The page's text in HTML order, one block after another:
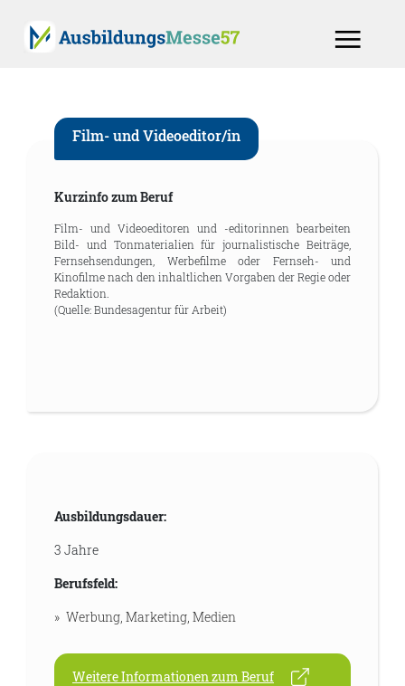
Film- und Videoeditor/in
Kurzinfo zum Beruf
Film- und Videoeditoren und -editorinnen bearbeiten
Bild- und Tonmaterialien für journalistische Beiträge,
Fernsehsendungen, Werbefilme oder Fernseh- und
Kinofilme nach den inhaltlichen Vorgaben der Regie oder
Redaktion.
(Quelle: Bundesagentur für Arbeit)
Ausbildungsdauer:
3 Jahre
Berufsfeld:
Werbung, Marketing, Medien
Weitere Informationen zum Beruf